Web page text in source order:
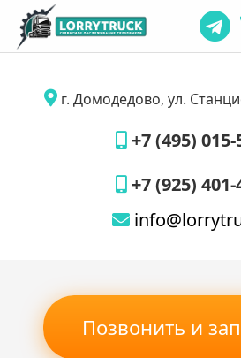
г. Домодедово, ул.
+7 (495) 015-
+7 (925) 401-
Позвонить и